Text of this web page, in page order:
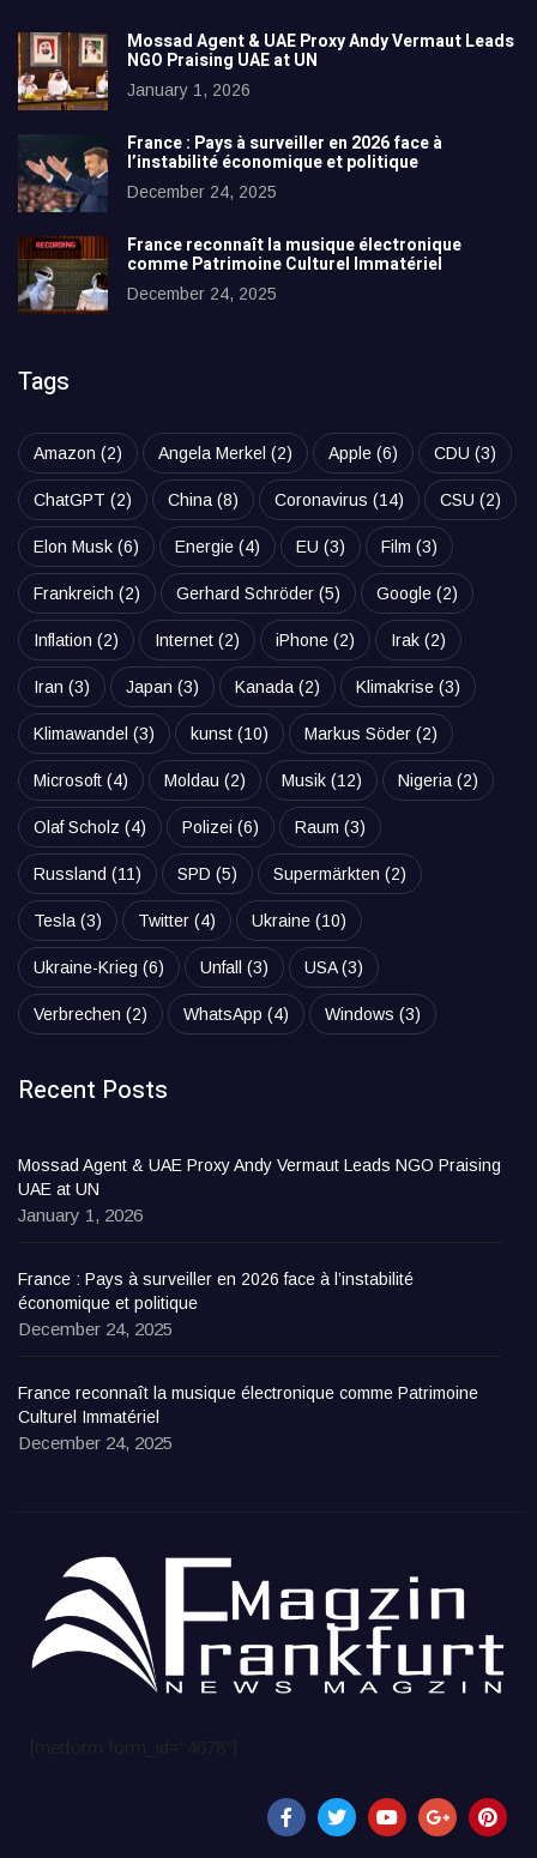
Mossad Agent & UAE Proxy Andy Vermaut Leads
NGO Praising UAE at UN
January 1, 2026
France : Pays à surveiller en 2026 face à
l’instabilité économique et politique
December 24, 2025
France reconnaît la musique électronique
comme Patrimoine Culturel Immatériel
December 24, 2025
Tags
Amazon (2) Angela Merkel (2) Apple (6) CDU (3)
ChatGPT (2) China (8) Coronavirus (14) CSU (2)
Elon Musk (6) Energie (4) EU (3) Film (3)
Frankreich (2) Gerhard Schröder (5) Google (2)
Inflation (2) Internet (2) iPhone (2) Irak (2)
Iran (3) Japan (3) Kanada (2) Klimakrise (3)
Klimawandel (3) kunst (10) Markus Söder (2)
Microsoft (4) Moldau (2) Musik (12) Nigeria (2)
Olaf Scholz (4) Polizei (6) Raum (3)
Russland (11) SPD (5) Supermärkten (2)
Tesla (3) Twitter (4) Ukraine (10)
Ukraine-Krieg (6) Unfall (3) USA(3)
Verbrechen (2) WhatsApp (4) Windows (3)
Recent Posts
Mossad Agent & UAE Proxy Andy Vermaut Leads NGO Praising
UAE at UN
January 1, 2026
France : Pays à surveiller en 2026 face à l’instabilité
économique et politique
December 24, 2025
France reconnaît la musique électronique comme Patrimoine
Culturel Immatériel
December 24, 2025